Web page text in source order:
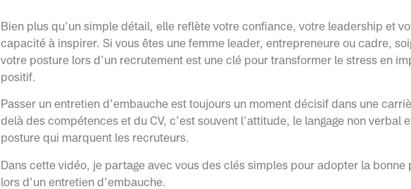
Bien plus qu’un simple détail, elle reflète votre confiance, votre leadership et
capacité à inspirer. Si vous êtes une femme leader, entrepreneure ou cadre,
votre posture lors d’un recrutement est une clé pour transformer le stress en
positif.
Passer un entretien d’embauche est toujours un moment décisif dans une
delà des compétences et du CV, c’est souvent l’attitude, le langage non verbal
posture qui marquent les recruteurs.
Dans cette vidéo, je partage avec vous des clés simples pour adopter la bonne
lors d’un entretien d’embauche.